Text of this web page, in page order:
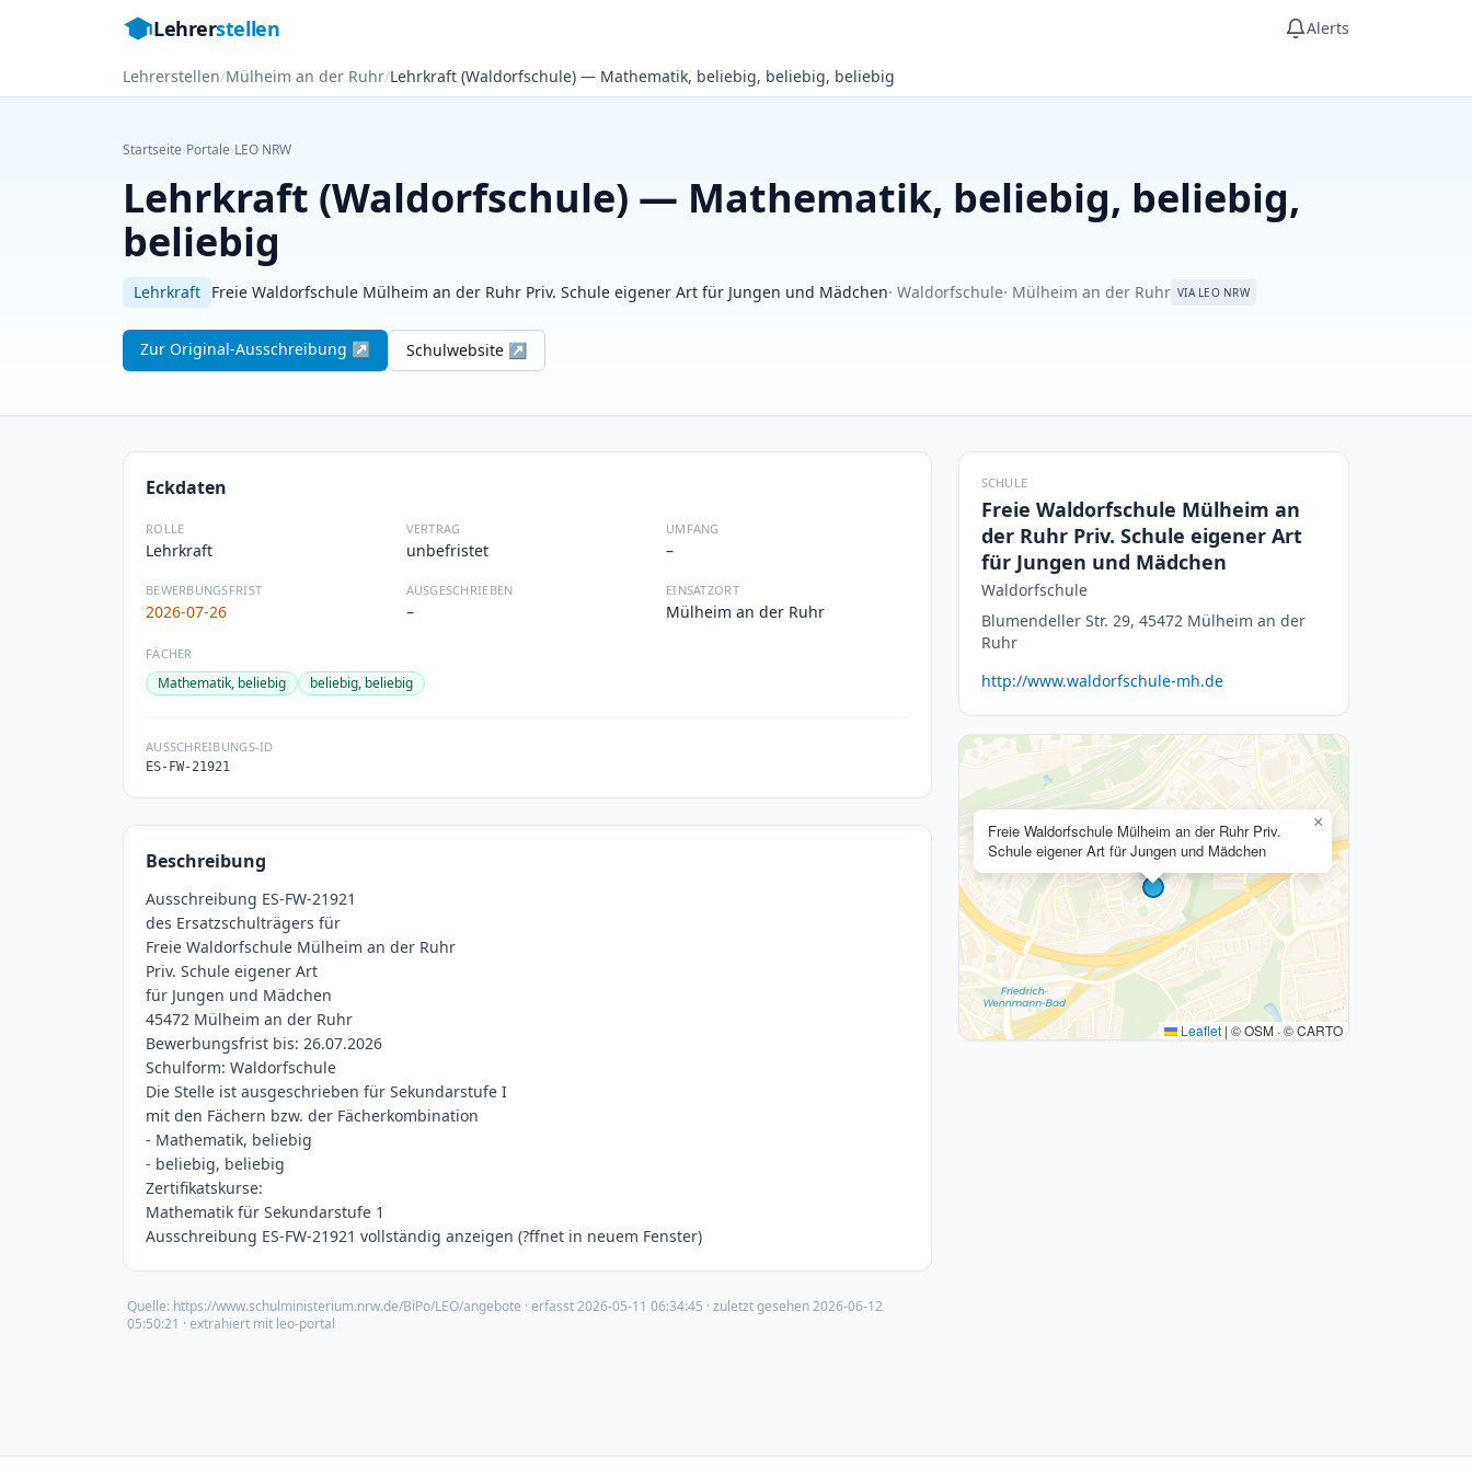
Lehrerstellen Alerts
Lehrerstellen/Mülheim an der Ruhr/Lehrkraft (Waldorfschule) — Mathematik, beliebig, beliebig, beliebig
Startseite›Portale›LEO NRW
Lehrkraft (Waldorfschule) — Mathematik, beliebig, beliebig,
beliebig
Lehrkraft Freie Waldorfschule Mülheim an der Ruhr Priv. Schule eigener Art für Jungen und Mädchen· Waldorfschule· Mülheim an der Ruhr VIA LEO NRW
Zur Original-Ausschreibung ↗ Schulwebsite ↗
Eckdaten
ROLLE
Lehrkraft
VERTRAG
unbefristet
UMFANG
–
BEWERBUNGSFRIST
2026-07-26
AUSGESCHRIEBEN
–
EINSATZORT
Mülheim an der Ruhr
FÄCHER
Mathematik, beliebig beliebig, beliebig
AUSSCHREIBUNGS-ID
ES-FW-21921
Beschreibung
Ausschreibung ES-FW-21921
des Ersatzschulträgers für
Freie Waldorfschule Mülheim an der Ruhr
Priv. Schule eigener Art
für Jungen und Mädchen
45472 Mülheim an der Ruhr
Bewerbungsfrist bis: 26.07.2026
Schulform: Waldorfschule
Die Stelle ist ausgeschrieben für Sekundarstufe I
mit den Fächern bzw. der Fächerkombination
- Mathematik, beliebig
- beliebig, beliebig
Zertifikatskurse:
Mathematik für Sekundarstufe 1
Ausschreibung ES-FW-21921 vollständig anzeigen (?ffnet in neuem Fenster)
Quelle: https://www.schulministerium.nrw.de/BiPo/LEO/angebote · erfasst2026-05-11 06:34:45 · zuletzt gesehen2026-06-12
05:50:21 · extrahiert mit leo-portal
SCHULE
Freie Waldorfschule Mülheim an
der Ruhr Priv. Schule eigener Art
für Jungen und Mädchen
Waldorfschule
Blumendeller Str. 29, 45472 Mülheim an der
Ruhr
http://www.waldorfschule-mh.de
Freie Waldorfschule Mülheim an der Ruhr Priv.
Schule eigener Art für Jungen und Mädchen
×
Leaflet | © OSM · © CARTO